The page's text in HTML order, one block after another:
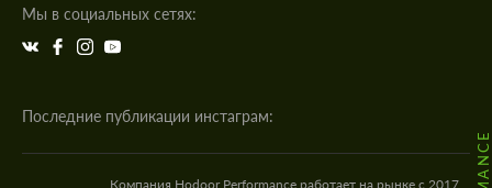
Мы в социальных сетях:
Последние публикации инстаграм:
Компания Hodoor Performance работает на рынке с 2017